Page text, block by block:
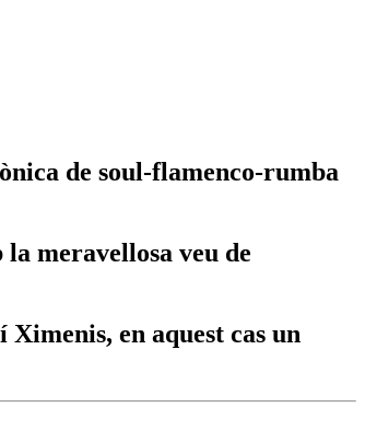
de soul-flamenco-rumba
meravellosa veu de
en aquest cas un